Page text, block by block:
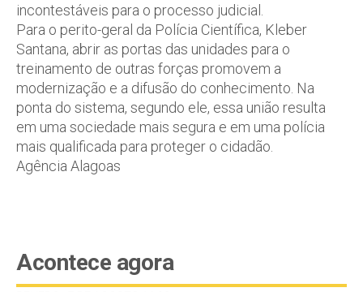
incontestáveis para o processo judicial.
Para o perito-geral da Polícia Científica, Kleber
Santana, abrir as portas das unidades para o
treinamento de outras forças promovem a
modernização e a difusão do conhecimento. Na
ponta do sistema, segundo ele, essa união resulta
em uma sociedade mais segura e em uma polícia
mais qualificada para proteger o cidadão.
Agência Alagoas
Acontece agora